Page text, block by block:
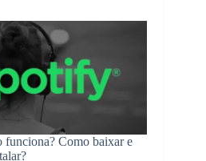
funciona? Como baixar e